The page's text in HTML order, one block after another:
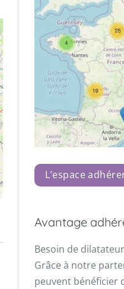
L’espace
Avantage
Besoin de
Grâce à notre
peuvent bénéficier